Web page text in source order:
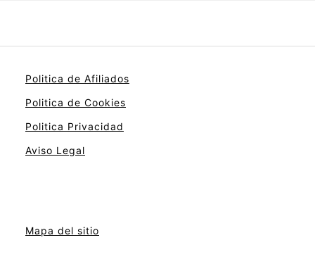
Politica de Afiliados
Politica de Cookies
Politica Privacidad
Aviso Legal
Mapa del sitio